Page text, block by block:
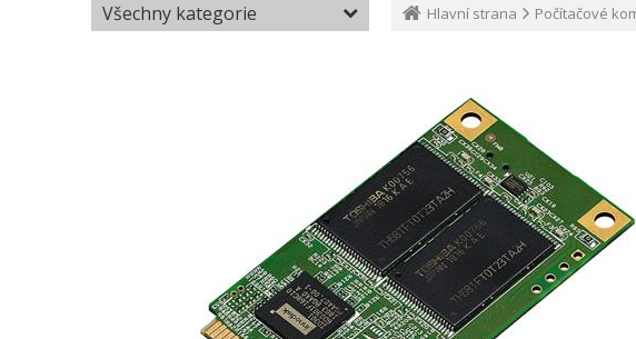
Všechny kategorie Hlavní strana Počítačové